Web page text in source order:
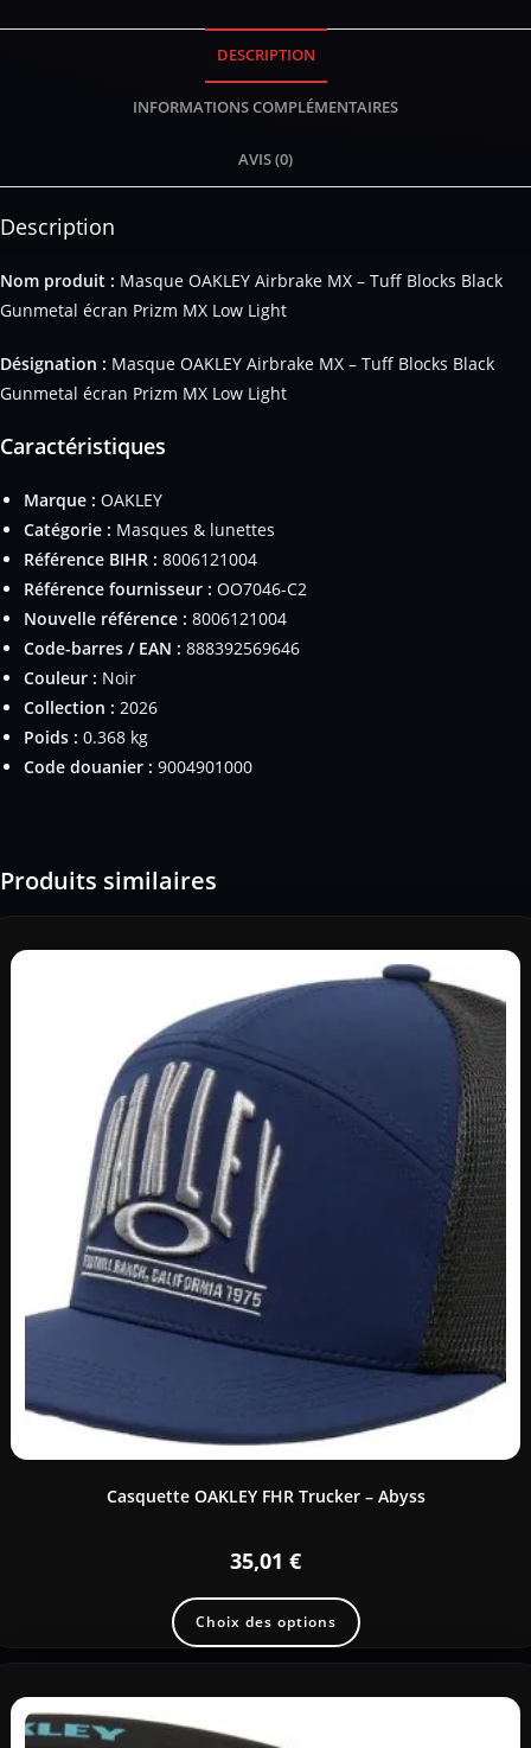
DESCRIPTION
INFORMATIONS COMPLÉMENTAIRES
AVIS (0)
Description
Nom produit : Masque OAKLEY Airbrake MX – Tuff Blocks Black
Gunmetal écran Prizm MX Low Light
Désignation : Masque OAKLEY Airbrake MX – Tuff Blocks Black
Gunmetal écran Prizm MX Low Light
Caractéristiques
Marque : OAKLEY
Catégorie : Masques & lunettes
Référence BIHR : 8006121004
Référence fournisseur : OO7046-C2
Nouvelle référence : 8006121004
Code-barres / EAN : 888392569646
Couleur : Noir
Collection : 2026
Poids : 0.368 kg
Code douanier : 9004901000
Produits similaires
Casquette OAKLEY FHR Trucker – Abyss
35,01 €
Choix des options